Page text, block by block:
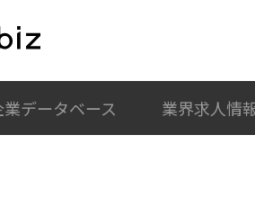
業データベース 業界求人情